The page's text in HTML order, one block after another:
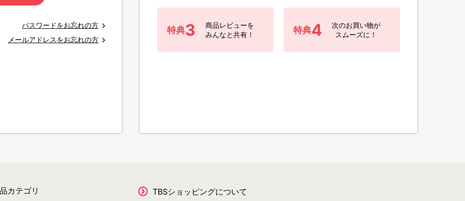
パスワードをお忘れの方
メールアドレスをお忘れの方
特典3
商品レビューを
みんなと共有！
特典4
次のお買い物が
スムーズに！
カテゴリ TBSショッピングについて